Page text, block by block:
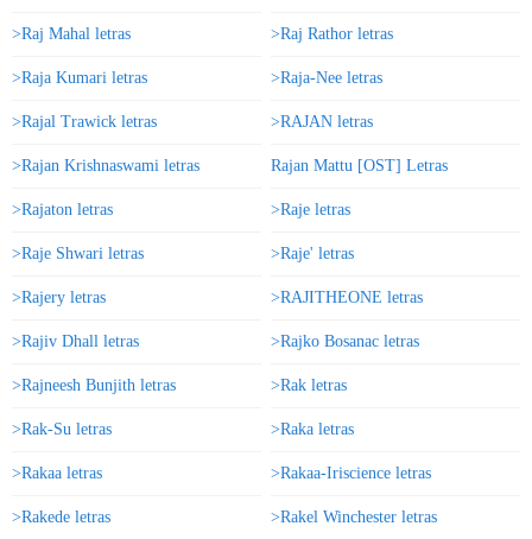
>Raj Mahal letras >Raj Rathor letras
>Raja Kumari letras >Raja-Nee letras
>Rajal Trawick letras >RAJAN letras
>Rajan Krishnaswami letras Rajan Mattu [OST] Letras
>Rajaton letras >Raje letras
>Raje Shwari letras >Raje' letras
>Rajery letras >RAJITHEONE letras
>Rajiv Dhall letras >Rajko Bosanac letras
>Rajneesh Bunjith letras >Rak letras
>Rak-Su letras >Raka letras
>Rakaa letras >Rakaa-Iriscience letras
>Rakede letras >Rakel Winchester letras